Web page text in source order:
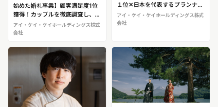
始めた婚礼事業】顧客満足度1位
獲得！カップルを徹底調査し、ス
タッフ総出で考える唯一無二
の”チームウェディング”が人気
ス株式会社 ※挙式までの取材、
代表取締役会長兼社長CEO金子氏
への取材が可能です！
アイ・ケイ・ケイホールディングス株式
会社
１位✕日本を代表するプランナー
が在籍するウェディング会社 ア
イ・ケイ・ケイホールディングス
アイ・ケイ・ケイホールディングス株式
会社